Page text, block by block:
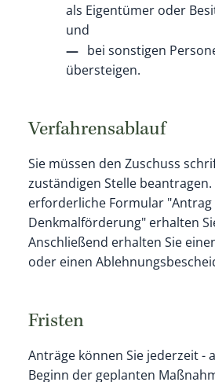
als Eigentümer oder
und
bei sonstigen
übersteigen.
Verfahrensablauf
Sie müssen den Zuschuss
zuständigen Stelle
erforderliche Formular "Antrag
Denkmalförderung" erhalten
Anschließend erhalten Sie
oder einen
Fristen
Anträge können Sie jederzeit -
Beginn der geplanten